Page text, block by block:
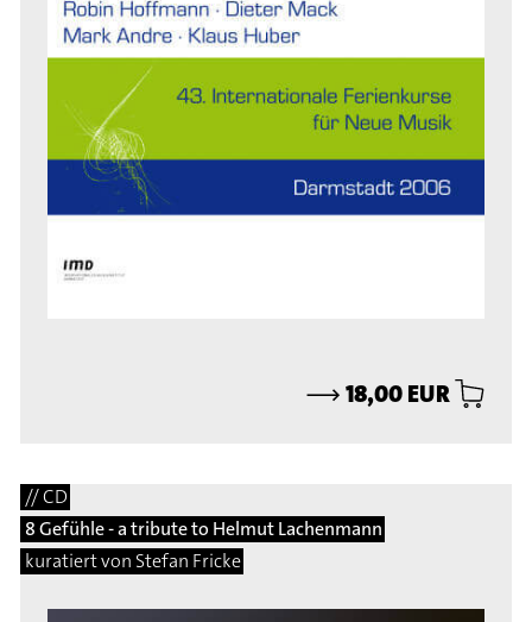
⟶18,00 EUR
// CD
8 Gefühle - a tribute to Helmut Lachenmann
kuratiert von Stefan Fricke